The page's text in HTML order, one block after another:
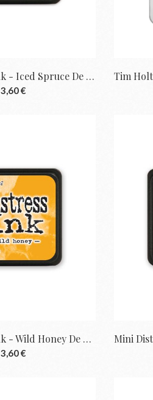
Mini Distress Ink - Iced Spruce De Tim...
3,60 €
Mini Distress Ink - Wild Honey De Tim...
3,60 €